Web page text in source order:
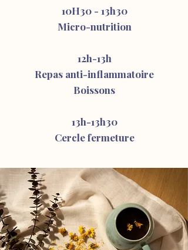
10H30 - 13h30
Micro-nutrition
12h-13h
Repas anti-inflammatoire
Boissons
13h-13h30
Cercle fermeture